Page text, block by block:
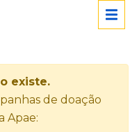
existe.
de doação
Apae: